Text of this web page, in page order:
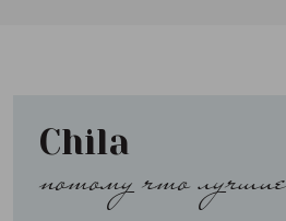
Chila
потому что лучшие